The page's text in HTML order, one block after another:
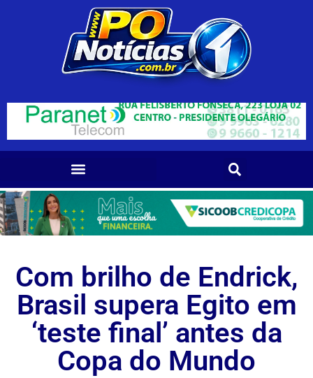
Com brilho de Endrick,
Brasil supera Egito em
‘teste final’ antes da
Copa do Mundo